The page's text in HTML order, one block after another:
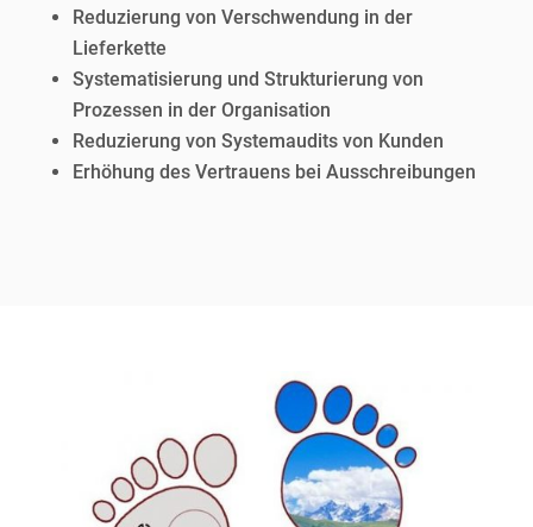
Reduzierung von Verschwendung in der
Lieferkette
Systematisierung und Strukturierung von
Prozessen in der Organisation
Reduzierung von Systemaudits von Kunden
Erhöhung des Vertrauens bei Ausschreibungen